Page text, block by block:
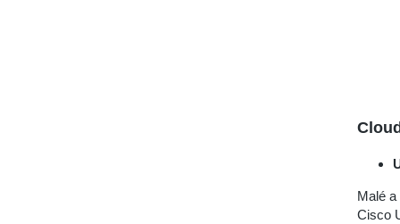
Malé
Cisco